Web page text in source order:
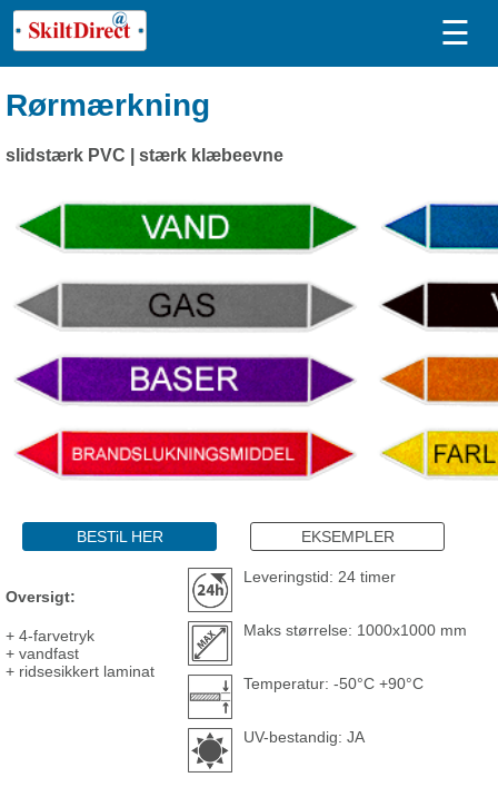
☰
Rørmærkning
slidstærk PVC | stærk klæbeevne
BESTiL HER EKSEMPLER
Oversigt:
+ 4-farvetryk
+ vandfast
+ ridsesikkert laminat
Leveringstid: 24 timer
Maks størrelse: 1000x1000 mm
Temperatur: -50°C +90°C
UV-bestandig: JA